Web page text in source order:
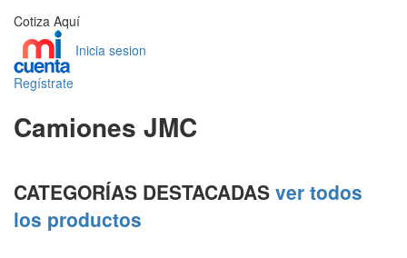
Cotiza Aquí
Inicia sesion
Regístrate
Camiones JMC
CATEGORÍAS DESTACADAS ver todos
los productos